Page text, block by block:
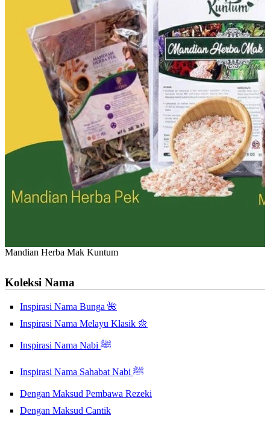
Mandian Herba Mak Kuntum
Koleksi Nama
Inspirasi Nama Bunga 🌺
Inspirasi Nama Melayu Klasik 🌼
Inspirasi Nama Nabi ﷺ
Inspirasi Nama Sahabat Nabi ﷺ
Dengan Maksud Pembawa Rezeki
Dengan Maksud Cantik